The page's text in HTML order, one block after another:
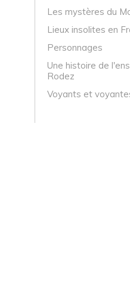
Les mystères du
Lieux insolites en
Personnages
Une histoire de
Rodez
Voyants et